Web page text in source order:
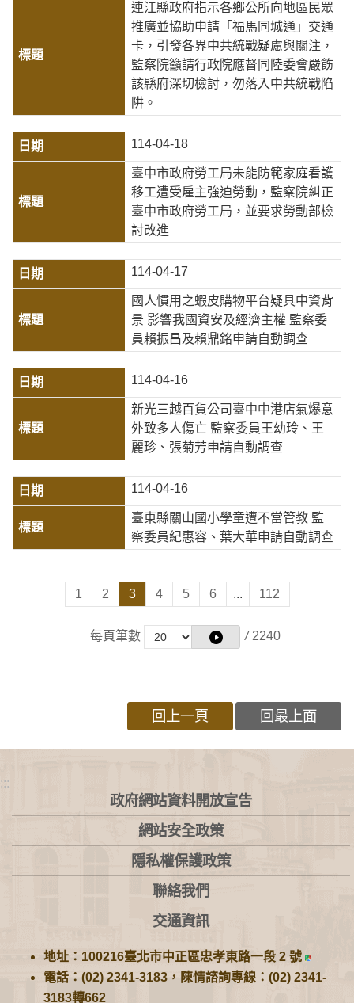
連江縣政府指示各鄉公所向地區民眾
推廣並協助申請「福馬同城通」交通
卡，引發各界中共統戰疑慮與關注，
監察院籲請行政院應督同陸委會嚴飭
該縣府深切檢討，勿落入中共統戰陷
阱。
114-04-18
臺中市政府勞工局未能防範家庭看護
移工遭受雇主強迫勞動，監察院糾正
臺中市政府勞工局，並要求勞動部檢
討改進
114-04-17
國人慣用之蝦皮購物平台疑具中資背
景 影響我國資安及經濟主權 監察委
員賴振昌及賴鼎銘申請自動調查
114-04-16
新光三越百貨公司臺中中港店氣爆意
外致多人傷亡 監察委員王幼玲、王
麗珍、張菊芳申請自動調查
114-04-16
臺東縣關山國小學童遭不當管教 監
察委員紀惠容、葉大華申請自動調查
1 2 3 4 5 6 ... 112
每頁筆數 / 2240
回上一頁 回最上面
:::
政府網站資料開放宣告
網站安全政策
隱私權保護政策
聯絡我們
交通資訊
地址：100216臺北市中正區忠孝東路一段 2 號
電話：(02) 2341-3183，陳情諮詢專線：(02) 2341-
3183轉662